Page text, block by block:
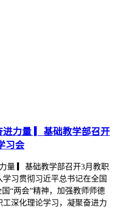
进力量 ▎基础教学部召开
习会
量 ▎基础教学部召开3月教职
习贯彻习近平总书记在全国
“两会”精神，加强教师师德
深化理论学习，凝聚奋进力